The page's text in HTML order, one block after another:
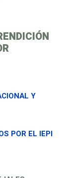
Y
POR EL IEPI